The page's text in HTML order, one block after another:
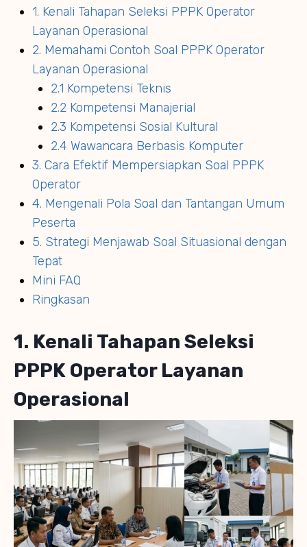
1. Kenali Tahapan Seleksi PPPK Operator
Layanan Operasional
2. Memahami Contoh Soal PPPK Operator
Layanan Operasional
2.1 Kompetensi Teknis
2.2 Kompetensi Manajerial
2.3 Kompetensi Sosial Kultural
2.4 Wawancara Berbasis Komputer
3. Cara Efektif Mempersiapkan Soal PPPK
Operator
4. Mengenali Pola Soal dan Tantangan Umum
Peserta
5. Strategi Menjawab Soal Situasional dengan
Tepat
Mini FAQ
Ringkasan
1. Kenali Tahapan Seleksi
PPPK Operator Layanan
Operasional